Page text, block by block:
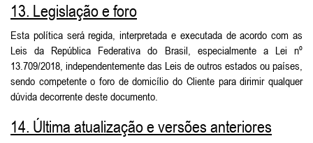
13. Legislação e foro
Esta política será regida, interpretada e executada de acordo com as
Leis da República Federativa do Brasil, especialmente a Lei nº
13.709/2018, independentemente das Leis de outros estados ou países,
sendo competente o foro de domicílio do Cliente para dirimir qualquer
dúvida decorrente deste documento.
14. Última atualização e versões anteriores